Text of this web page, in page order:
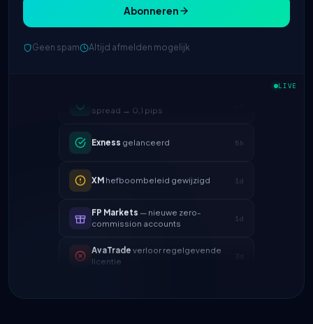
Abonneren
Geen spam Altijd afmelden mogelijk
LIVE
Exness gelanceerd
FP Markets — nieuwe zero-
AvaTradeverloor regelgevende
Tickmill
IC Marketsverlaagde EUR/USD